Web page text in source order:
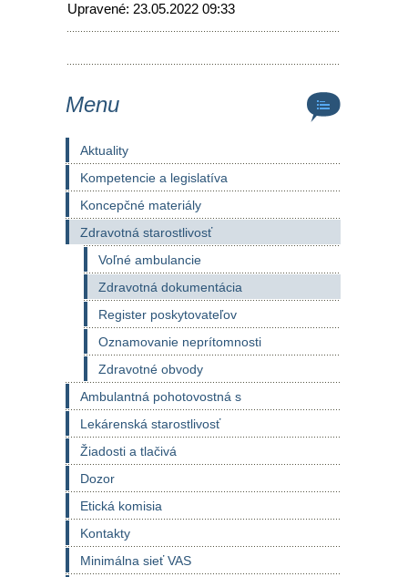
Upravené: 23.05.2022 09:33
Menu
Aktuality
Kompetencie a legislatíva
Koncepčné materiály
Zdravotná starostlivosť
Voľné ambulancie
Zdravotná dokumentácia
Register poskytovateľov
Oznamovanie neprítomnosti
Zdravotné obvody
Ambulantná pohotovostná s
Lekárenská starostlivosť
Žiadosti a tlačivá
Dozor
Etická komisia
Kontakty
Minimálna sieť VAS